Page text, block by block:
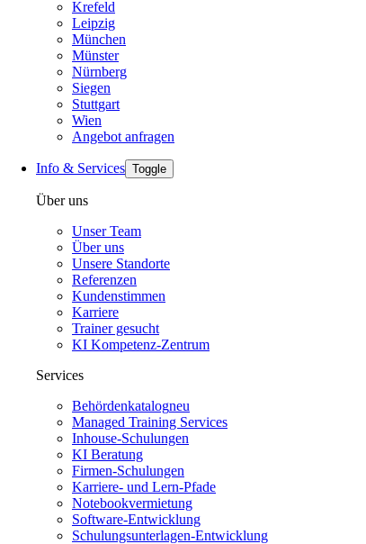
Krefeld
Leipzig
München
Münster
Nürnberg
Siegen
Stuttgart
Wien
Angebot anfragen
Info & Services Toggle
Über uns
Unser Team
Über uns
Unsere Standorte
Referenzen
Kundenstimmen
Karriere
Trainer gesucht
KI Kompetenz-Zentrum
Services
Behördenkatalogneu
Managed Training Services
Inhouse-Schulungen
KI Beratung
Firmen-Schulungen
Karriere- und Lern-Pfade
Notebookvermietung
Software-Entwicklung
Schulungsunterlagen-Entwicklung